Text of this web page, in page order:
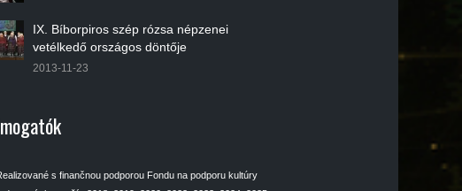
IX. Bíborpiros szép rózsa népzenei
vetélkedő országos döntője
2013-11-23
s finančnou podporou Fondu na podporu kultúry